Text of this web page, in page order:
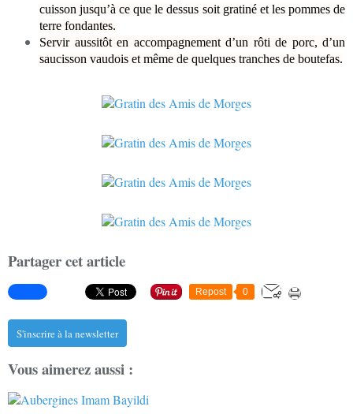
cuisson jusqu’à ce que le dessus soit gratiné et les pommes de
terre fondantes.
Servir aussitôt en accompagnement d’un rôti de porc, d’un
saucisson vaudois et même de quelques tranches de boutefas.
Partager cet article
Repost 0
S'inscrire à la newsletter
Vous aimerez aussi :